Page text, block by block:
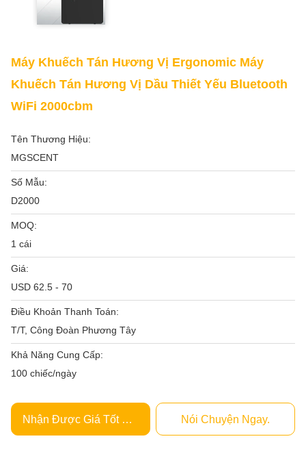
Máy Khuếch Tán Hương Vị Ergonomic Máy
Khuếch Tán Hương Vị Dầu Thiết Yếu Bluetooth
WiFi 2000cbm
Tên Thương Hiệu:
MGSCENT
Số Mẫu:
D2000
MOQ:
1 cái
Giá:
USD 62.5 - 70
Điều Khoản Thanh Toán:
T/T, Công Đoàn Phương Tây
Khả Năng Cung Cấp:
100 chiếc/ngày
Nhận Được Giá Tốt Nhất Nói Chuyện Ngay.